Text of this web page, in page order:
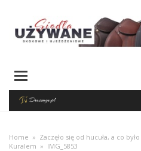
Home » Zaczęło się od hucuła, a co
Kuralem » IMG_5853